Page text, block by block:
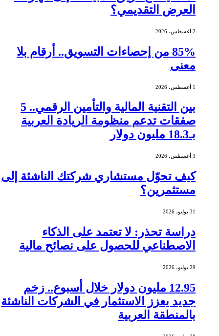
العرض التقديمي؟
2 أغسطس، 2026
85% من إحصاءات التسويق.. أرقام بلا
معنى
1 أغسطس، 2026
بين التقنية المالية والتأمين الرقمي.. 5
صفقات تدعم منظومة الريادة العربية
بـ18.3 مليون دولار
3 أغسطس، 2026
كيف تحوّل مستشاري شركتك الناشئة إلى
مستثمرين؟
31 يوليو، 2026
دراسة تحذر: لا تعتمد على الذكاء
الاصطناعي للحصول على نصائح مالية
29 يوليو، 2026
12.95 مليون دولار خلال أسبوع.. زخم
جديد يعزز الاستثمار في الشركات الناشئة
بالمنطقة العربية